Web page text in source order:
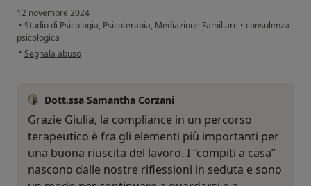
12 novembre 2024
• Studio di Psicologia, Psicoterapia, Mediazione Familiare • consulenza
psicologica
• secondo l'opinione dell'utente Giulia
Segnala abuso
Dott.ssa Samantha Corzani
Grazie Giulia, la compliance in un percorso
terapeutico è fra gli elementi più importanti per
una buona riuscita del lavoro. I “compiti a casa”
nascono dalle nostre riflessioni in seduta e sono